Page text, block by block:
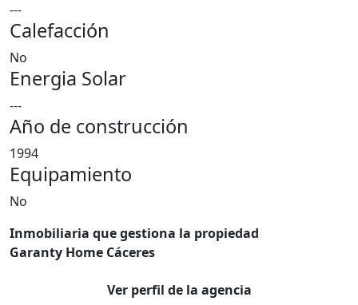
---
Calefacción
No
Energia Solar
---
Año de construcción
1994
Equipamiento
No
Inmobiliaria que gestiona la propiedad
Garanty Home Cáceres
Ver perfil de la agencia